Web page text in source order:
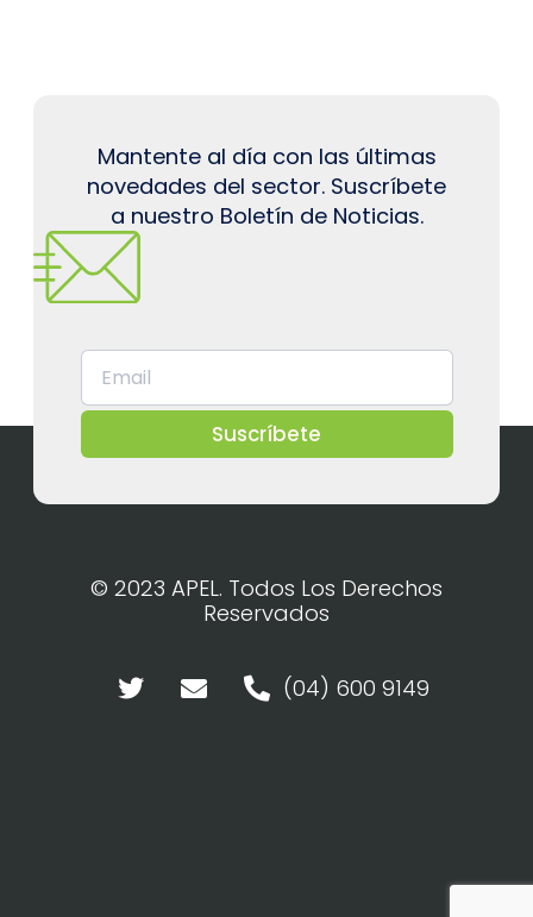
Mantente al día con las últimas
novedades del sector. Suscríbete
a nuestro Boletín de Noticias.
Suscríbete
© 2023 APEL. Todos Los Derechos
Reservados
(04) 600 9149